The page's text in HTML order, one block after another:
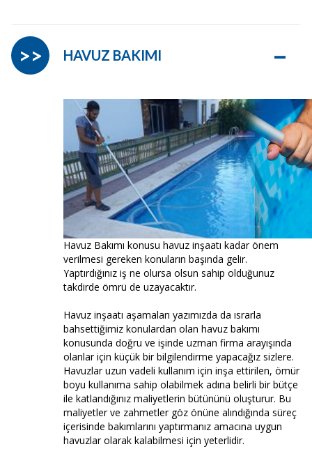
HAVUZ BAKIMI –
>>
Havuz Bakımı konusu havuz inşaatı kadar önem
verilmesi gereken konuların başında gelir.
Yaptırdığınız iş ne olursa olsun sahip olduğunuz
takdirde ömrü de uzayacaktır.
Havuz inşaatı aşamaları yazımızda da ısrarla
bahsettiğimiz konulardan olan havuz bakımı
konusunda doğru ve işinde uzman firma arayışında
olanlar için küçük bir bilgilendirme yapacağız sizlere.
Havuzlar uzun vadeli kullanım için inşa ettirilen, ömür
boyu kullanıma sahip olabilmek adına belirli bir bütçe
ile katlandığınız maliyetlerin bütününü oluşturur. Bu
maliyetler ve zahmetler göz önüne alındığında süreç
içerisinde bakımlarını yaptırmanız amacına uygun
havuzlar olarak kalabilmesi için yeterlidir.